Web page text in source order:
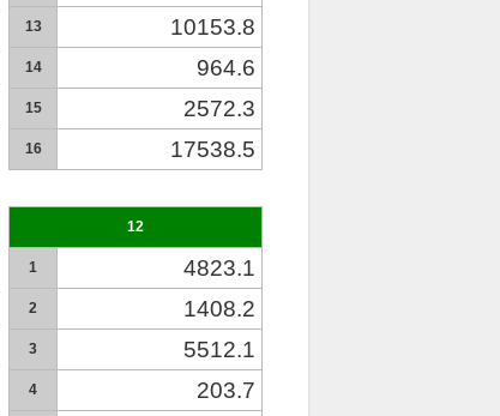
13 10153.8
14 964.6
15 2572.3
16 17538.5
12
1 4823.1
2 1408.2
3 5512.1
4 203.7